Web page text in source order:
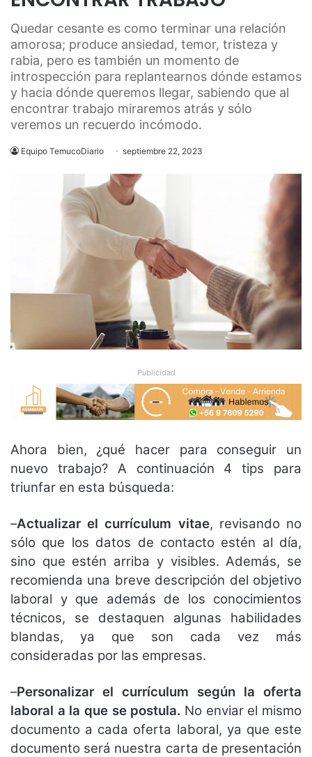
Quedar cesante es como terminar una relación
amorosa; produce ansiedad, temor, tristeza y
rabia, pero es también un momento de
introspección para replantearnos dónde estamos
y hacia dónde queremos llegar, sabiendo que al
encontrar trabajo miraremos atrás y sólo
veremos un recuerdo incómodo.
Equipo TemucoDiario septiembre 22, 2023
Publicidad
Ahora bien, ¿qué hacer para conseguir un
nuevo trabajo? A continuación 4 tips para
triunfar en esta búsqueda:
–Actualizar el currículum vitae, revisando no
sólo que los datos de contacto estén al día,
sino que estén arriba y visibles. Además, se
recomienda una breve descripción del objetivo
laboral y que además de los conocimientos
técnicos, se destaquen algunas habilidades
blandas, ya que son cada vez más
consideradas por las empresas.
–Personalizar el currículum según la oferta
laboral a la que se postula. No enviar el mismo
documento a cada oferta laboral, ya que este
documento será nuestra carta de presentación